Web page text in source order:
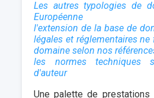
Les autres typologies de
Européenne
l'extension de la base de
légales et réglementaires
domaine selon nos
les normes techniques
d'auteur
Une palette de